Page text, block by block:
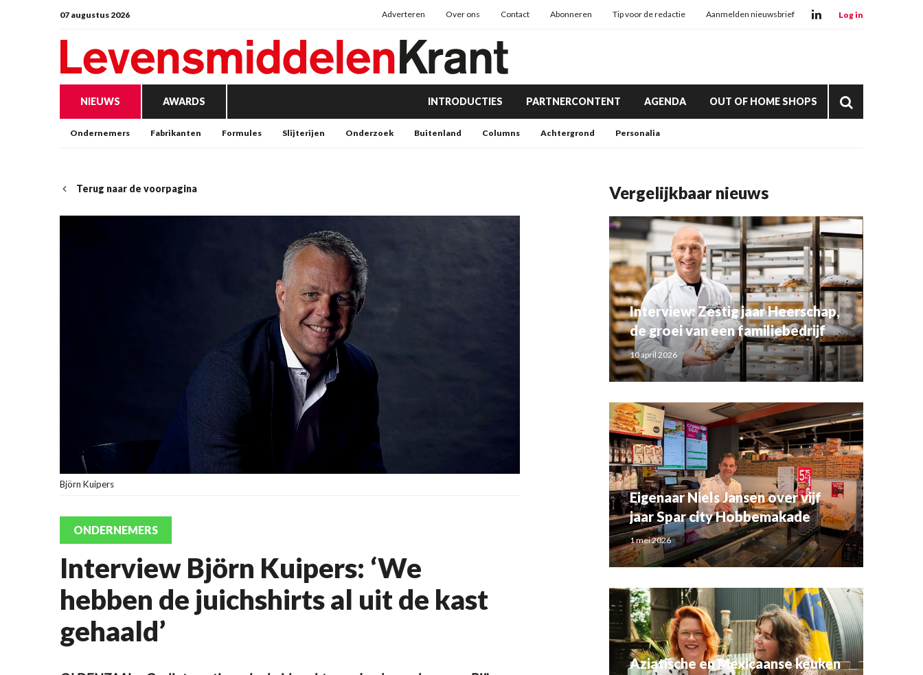
07 augustus 2026 Adverteren Over ons Contact Abonneren Tip voor de redactie Aanmelden nieuwsbrief Log in
NIEUWS AWARDS INTRODUCTIES PARTNERCONTENT AGENDA OUT OF HOME SHOPS
Ondernemers Fabrikanten Formules Slijterijen Onderzoek Buitenland Columns Achtergrond Personalia
Terug naar de voorpagina
Björn Kuipers
ONDERNEMERS
Interview Björn Kuipers: ‘We
hebben de juichshirts al uit de kast
gehaald’
Vergelijkbaar nieuws
Interview: Zestig jaar Heerschap,
de groei van een familiebedrijf
10 april 2026
Eigenaar Niels Jansen over vijf
jaar Spar city Hobbemakade
1 mei 2026
Aziatische en Mexicaanse keuken